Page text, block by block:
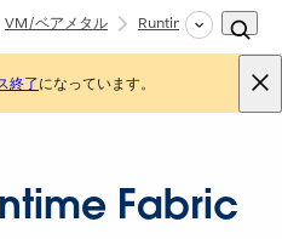
VM/ベアメタル Runtime Fabric イン
終了になっています。
Fabric